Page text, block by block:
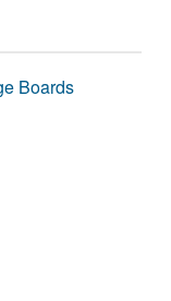
Boards